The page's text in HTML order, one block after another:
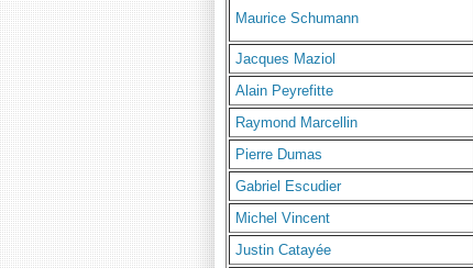
Maurice Schumann
Jacques Maziol
Alain Peyrefitte
Raymond Marcellin
Pierre Dumas
Gabriel Escudier
Michel Vincent
Justin Catayée